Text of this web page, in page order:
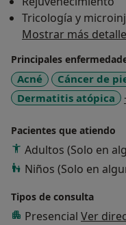
Hospital Universitario Ramón y
Pablo Boixeda)
Estancia formativa en
Hospital infantil
( Dr. A.Torrelo)
Universitario Fundación
Dr. Luis Requena)
( Dr. Pablo Martín
Tricología y
Mostrar más
Principales
Acné Cáncer de
Dermatitis atópica
Pacientes que atiendo
Adultos (Solo en
Niños (Solo en
Tipos de consulta
Presencial Ver